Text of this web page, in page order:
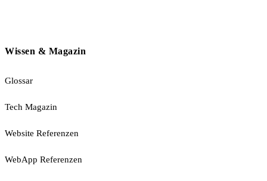
Wissen & Magazin
Glossar
Tech Magazin
Website Referenzen
WebApp Referenzen